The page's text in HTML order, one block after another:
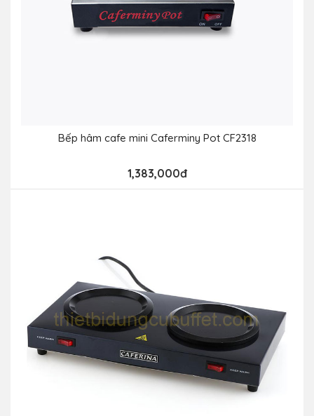
Bếp hâm cafe mini Caferminy Pot CF2318
1,383,000đ